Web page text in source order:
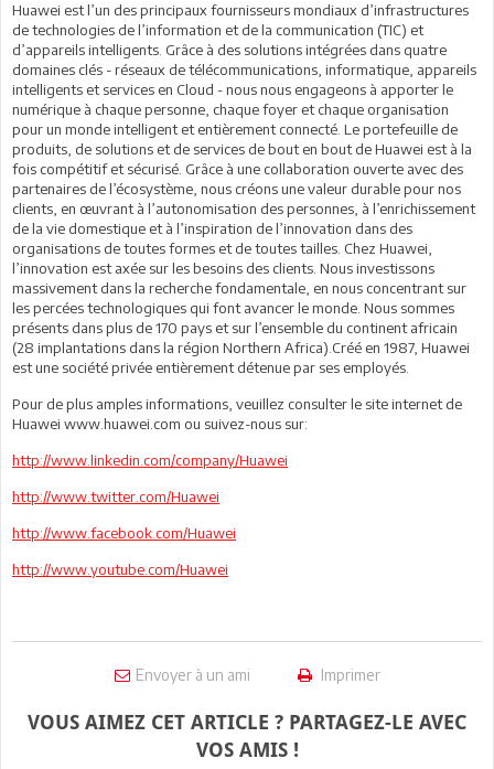
Huawei est l’un des principaux fournisseurs mondiaux d’infrastructures
de technologies de l’information et de la communication (TIC) et
d’appareils intelligents. Grâce à des solutions intégrées dans quatre
domaines clés - réseaux de télécommunications, informatique, appareils
intelligents et services en Cloud - nous nous engageons à apporter le
numérique à chaque personne, chaque foyer et chaque organisation
pour un monde intelligent et entièrement connecté. Le portefeuille de
produits, de solutions et de services de bout en bout de Huawei est à la
fois compétitif et sécurisé. Grâce à une collaboration ouverte avec des
partenaires de l’écosystème, nous créons une valeur durable pour nos
clients, en œuvrant à l’autonomisation des personnes, à l’enrichissement
de la vie domestique et à l’inspiration de l’innovation dans des
organisations de toutes formes et de toutes tailles. Chez Huawei,
l’innovation est axée sur les besoins des clients. Nous investissons
massivement dans la recherche fondamentale, en nous concentrant sur
les percées technologiques qui font avancer le monde. Nous sommes
présents dans plus de 170 pays et sur l’ensemble du continent africain
(28 implantations dans la région Northern Africa).Créé en 1987, Huawei
est une société privée entièrement détenue par ses employés.
Pour de plus amples informations, veuillez consulter le site internet de
Huawei www.huawei.com ou suivez-nous sur:
http://www.linkedin.com/company/Huawei
http://www.twitter.com/Huawei
http://www.facebook.com/Huawei
http://www.youtube.com/Huawei
Envoyer à un ami Imprimer
VOUS AIMEZ CET ARTICLE ? PARTAGEZ-LE AVEC
VOS AMIS !